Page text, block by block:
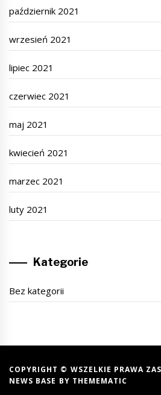
październik 2021
wrzesień 2021
lipiec 2021
czerwiec 2021
maj 2021
kwiecień 2021
marzec 2021
luty 2021
Kategorie
Bez kategorii
COPYRIGHT © WSZELKIE PRAWA
NEWS BASE BY THEMEMATIC